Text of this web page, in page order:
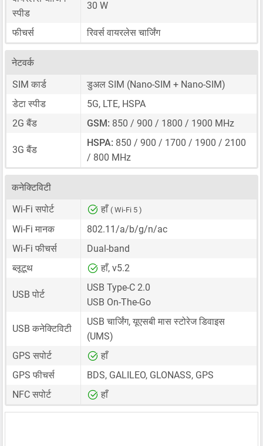
स्पीड
30 W
फीचर्स रिवर्स वायरलेस चार्जिंग
नेटवर्क
SIM कार्ड
डुअल SIM (Nano-SIM + Nano-SIM)
डेटा स्पीड
5G, LTE, HSPA
2G बैंड
GSM: 850 / 900 / 1800 / 1900 MHz
3G बैंड
HSPA: 850 / 900 / 1700 / 1900 / 2100
/ 800 MHz
कनेक्टिविटी
Wi-Fi सपोर्ट
हाँ ( Wi-Fi 5 )
Wi-Fi मानक
802.11/a/b/g/n/ac
Wi-Fi फीचर्स
Dual-band
ब्लूटूथ
हाँ, v5.2
USB पोर्ट
USB Type-C 2.0
USB On-The-Go
USB कनेक्टिविटी
USB चार्जिंग, यूएसबी मास स्टोरेज डिवाइस
(UMS)
GPS सपोर्ट
हाँ
GPS फीचर्स
BDS, GALILEO, GLONASS, GPS
NFC सपोर्ट
हाँ